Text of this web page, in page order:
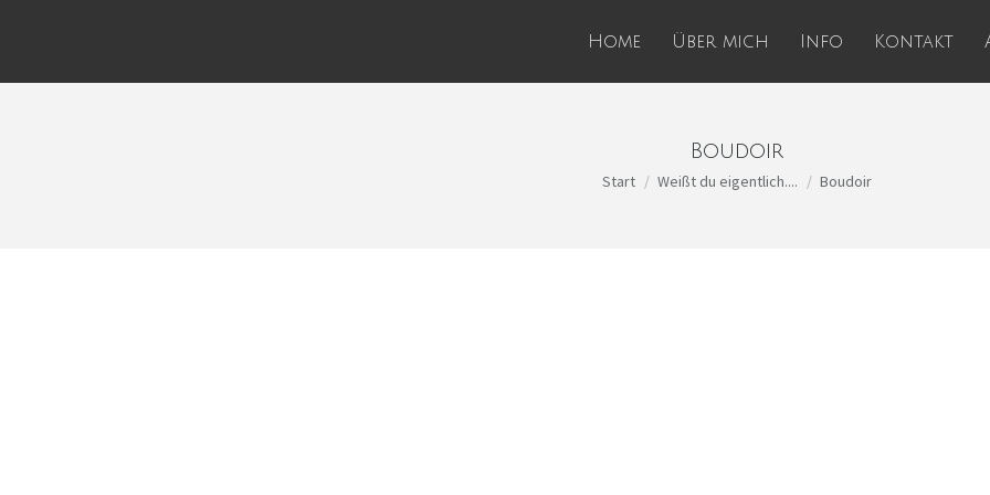
Home Über mich Info Kontakt
Boudoir
Sie befinden sich hier:
Start Weißt du eigentlich.... Boudoir